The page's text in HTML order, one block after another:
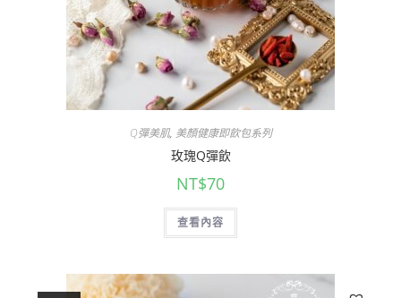
Q彈美肌, 美顏健康即飲包系列
玫瑰Q彈飲
NT$70
查看內容